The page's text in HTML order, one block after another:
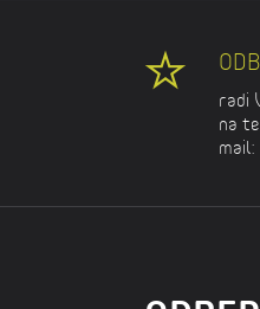
radi
na
mail: